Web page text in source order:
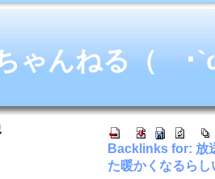
ゃんねる（ ･
Backlinks for: 放
た暖かくなるらし